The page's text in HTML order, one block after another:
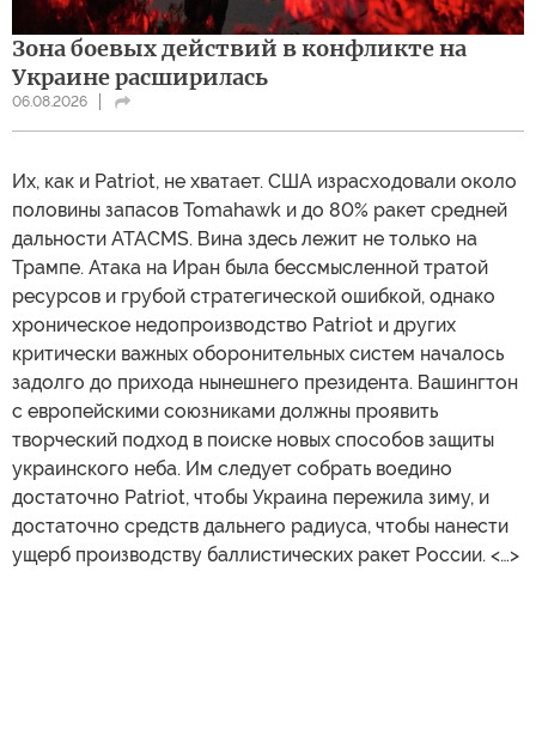
Зона боевых действий в конфликте на
Украине расширилась
06.08.2026
Их, как и Patriot, не хватает. США израсходовали около
половины запасов Tomahawk и до 80% ракет средней
дальности ATACMS. Вина здесь лежит не только на
Трампе. Атака на Иран была бессмысленной тратой
ресурсов и грубой стратегической ошибкой, однако
хроническое недопроизводство Patriot и других
критически важных оборонительных систем началось
задолго до прихода нынешнего президента. Вашингтон
с европейскими союзниками должны проявить
творческий подход в поиске новых способов защиты
украинского неба. Им следует собрать воедино
достаточно Patriot, чтобы Украина пережила зиму, и
достаточно средств дальнего радиуса, чтобы нанести
ущерб производству баллистических ракет России. <…>